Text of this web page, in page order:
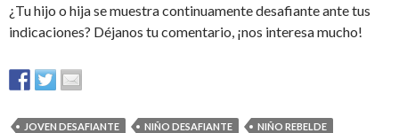
¿Tu hijo o hija se muestra continuamente desafiante ante tus
indicaciones? Déjanos tu comentario, ¡nos interesa mucho!
JOVEN DESAFIANTE NIÑO DESAFIANTE
NIÑO REBELDE